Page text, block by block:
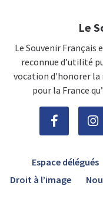
Le
Le Souvenir Français
reconnue d’utilité
vocation d'honorer la
pour la France
Espace délégués
Droit à l’image